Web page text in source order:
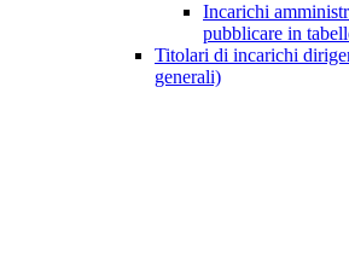
Incarichi
pubblicare in
Titolari di incarichi
generali)